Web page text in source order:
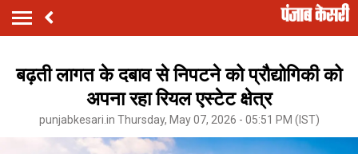
बढ़ती लागत के दबाव से निपटने को प्रौद्योगिकी को
अपना रहा रियल एस्टेट क्षेत्र
punjabkesari.in Thursday, May 07, 2026 - 05:51 PM (IST)